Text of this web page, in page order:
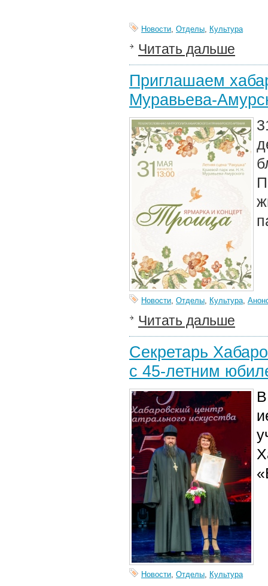
Новости, Отделы, Культура
Читать дальше
Приглашаем
Муравьева-
Новости, Отделы, Культура,
Читать дальше
Секретарь
с 45-летним
Новости, Отделы, Культура